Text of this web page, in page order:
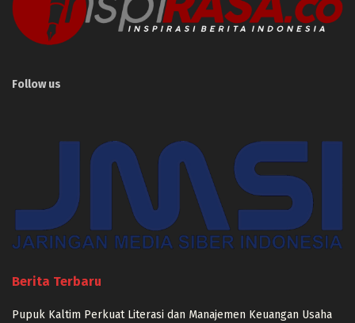
Follow us
Berita Terbaru
Pupuk Kaltim Perkuat Literasi dan Manajemen Keuangan Usaha